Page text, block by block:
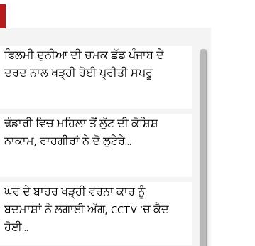
ਫਿਲਮੀ ਦੁਨੀਆ ਦੀ ਚਮਕ ਛੱਡ ਪੰਜਾਬ ਦੇ
ਦਰਦ ਨਾਲ ਖੜ੍ਹੀ ਹੋਈ ਪ੍ਰੀਤੀ ਸਪਰੂ
ਢੰਡਾਰੀ ਵਿਚ ਮਹਿਲਾ ਤੋਂ ਲੁੱਟ ਦੀ ਕੋਸ਼ਿਸ਼
ਨਾਕਾਮ, ਰਾਹਗੀਰਾਂ ਨੇ ਦੋ ਲੁਟੇਰੇ...
ਘਰ ਦੇ ਬਾਹਰ ਖੜ੍ਹੀ ਵਰਨਾ ਕਾਰ ਨੂੰ
ਬਦਮਾਸ਼ਾਂ ਨੇ ਲਗਾਈ ਅੱਗ, CCTV 'ਚ ਕੈਦ
ਹੋਈ...